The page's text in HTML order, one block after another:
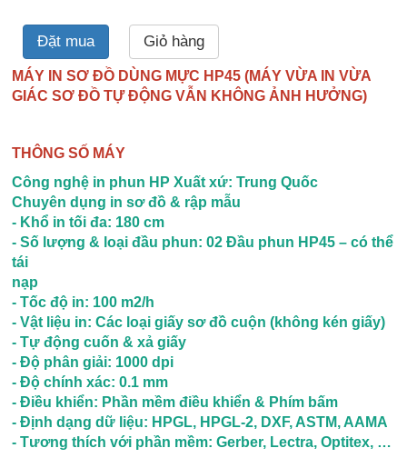
Đặt mua Giỏ hàng
MÁY IN SƠ ĐỒ DÙNG MỰC HP45 (MÁY VỪA IN VỪA
GIÁC SƠ ĐỒ TỰ ĐỘNG VẪN KHÔNG ẢNH HƯỞNG)
THÔNG SỐ MÁY
Công nghệ in phun HP Xuất xứ: Trung Quốc
Chuyên dụng in sơ đồ & rập mẫu
- Khổ in tối đa: 180 cm
- Số lượng & loại đầu phun: 02 Đầu phun HP45 – có thể
tái
nạp
- Tốc độ in: 100 m2/h
- Vật liệu in: Các loại giấy sơ đồ cuộn (không kén giấy)
- Tự động cuốn & xả giấy
- Độ phân giải: 1000 dpi
- Độ chính xác: 0.1 mm
- Điều khiển: Phần mềm điều khiển & Phím bấm
- Định dạng dữ liệu: HPGL, HPGL-2, DXF, ASTM, AAMA
- Tương thích với phần mềm: Gerber, Lectra, Optitex, …